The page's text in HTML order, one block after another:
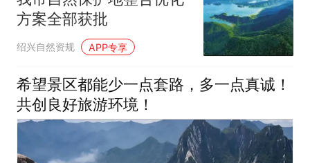
方案全部获批
绍兴自然资规 APP专享
希望景区都能少一点套路，多一点真诚！
共创良好旅游环境！